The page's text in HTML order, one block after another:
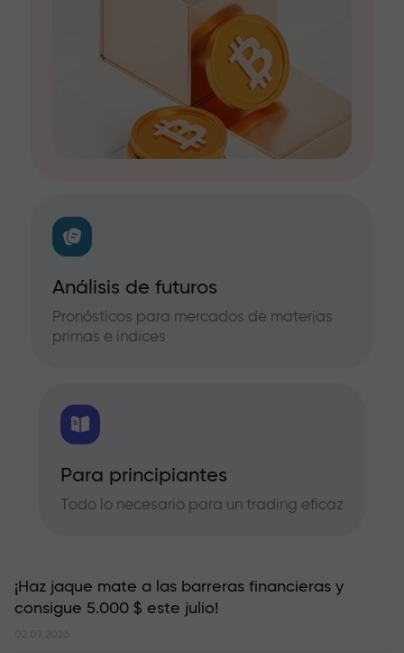
Análisis de futuros
Pronósticos para mercados de materias
primas e índices
Para principiantes
Todo lo necesario para un trading eficaz
¡Haz jaque mate a las barreras financieras y
consigue 5.000 $ este julio!
02.07.2026